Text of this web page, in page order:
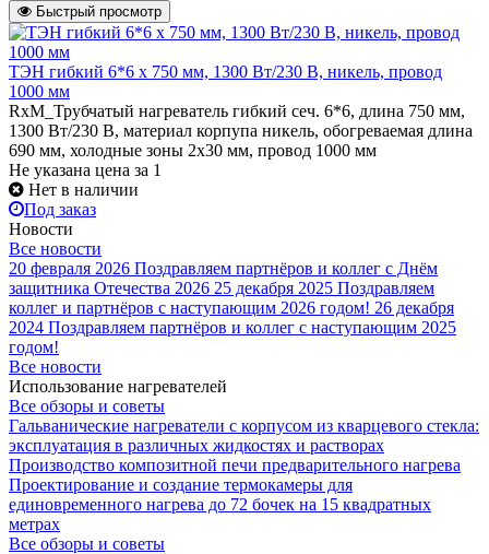
Быстрый просмотр
ТЭН гибкий 6*6 х 750 мм, 1300 Вт/230 В, никель, провод
1000 мм
RxM_Трубчатый нагреватель гибкий сеч. 6*6, длина 750 мм,
1300 Вт/230 В, материал корпупа никель, обогреваемая длина
690 мм, холодные зоны 2х30 мм, провод 1000 мм
Не указана цена за 1
Нет в наличии
Под заказ
Новости
Все новости
20 февраля 2026 Поздравляем партнёров и коллег с Днём
защитника Отечества 2026 25 декабря 2025 Поздравляем
коллег и партнёров с наступающим 2026 годом! 26 декабря
2024 Поздравляем партнёров и коллег с наступающим 2025
годом!
Все новости
Использование нагревателей
Все обзоры и советы
Гальванические нагреватели с корпусом из кварцевого стекла:
эксплуатация в различных жидкостях и растворах
Производство композитной печи предварительного нагрева
Проектирование и создание термокамеры для
единовременного нагрева до 72 бочек на 15 квадратных
метрах
Все обзоры и советы